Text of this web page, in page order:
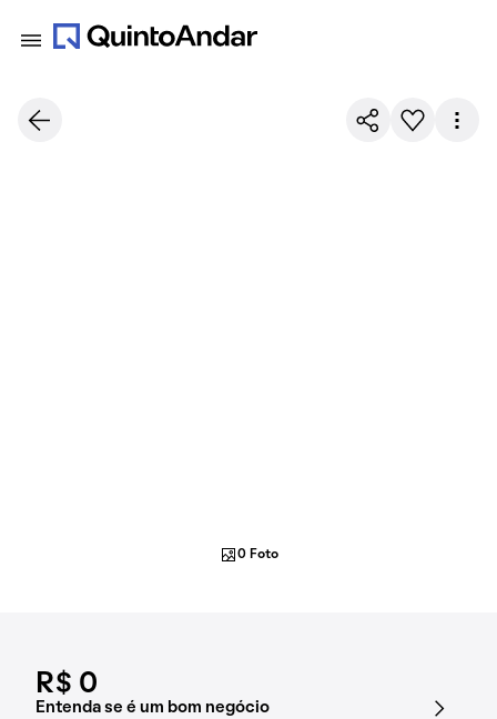
R$ 0
Entenda se é um bom negócio
0 Foto